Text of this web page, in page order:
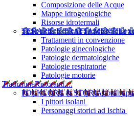
Composizione delle Acque
Mappe Idrogeologiche
Risorse idrotermali
TERAPIE E TRATTAMENTILe
Trattamenti in convenzione
Patologie ginecologiche
Patologie dermatologiche
Patologie respiratorie
Patologie motorie
TradizioneRistoranti....
FOLKLORE & STORIAI balli
I pittori isolani
Personaggi storici ad Ischia